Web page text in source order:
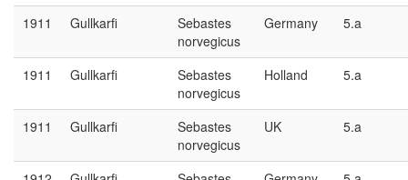
1911 Gullkarfi
Sebastes
norvegicus
Germany 5.a
1911 Gullkarfi
Sebastes
norvegicus
Holland 5.a
1911 Gullkarfi
Sebastes
norvegicus
UK 5.a